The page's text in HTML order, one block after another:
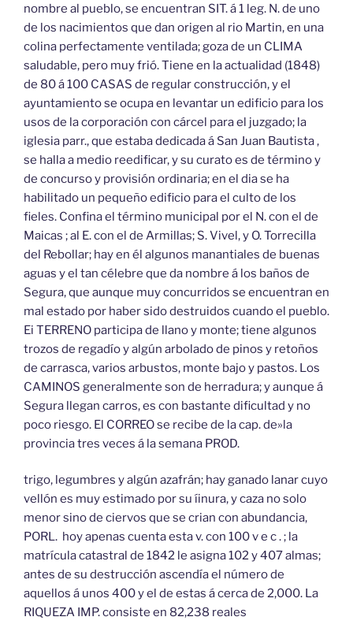
nombre al pueblo, se encuentran SIT. á 1 leg. N. de uno
de los nacimientos que dan origen al rio Martin, en una
colina perfectamente ventilada; goza de un CLIMA
saludable, pero muy frió. Tiene en la actualidad (1848)
de 80 á 100 CASAS de regular construcción, y el
ayuntamiento se ocupa en levantar un edificio para los
usos de la corporación con cárcel para el juzgado; la
iglesia parr., que estaba dedicada á San Juan Bautista ,
se halla a medio reedificar, y su curato es de término y
de concurso y provisión ordinaria; en el dia se ha
habilitado un pequeño edificio para el culto de los
fieles. Confina el término municipal por el N. con el de
Maicas ; al E. con el de Armillas; S. Vivel, y O. Torrecilla
del Rebollar; hay en él algunos manantiales de buenas
aguas y el tan célebre que da nombre á los baños de
Segura, que aunque muy concurridos se encuentran en
mal estado por haber sido destruidos cuando el pueblo.
Ei TERRENO participa de llano y monte; tiene algunos
trozos de regadío y algún arbolado de pinos y retoños
de carrasca, varios arbustos, monte bajo y pastos. Los
CAMINOS generalmente son de herradura; y aunque á
Segura llegan carros, es con bastante dificultad y no
poco riesgo. El CORREO se recibe de la cap. de»la
provincia tres veces á la semana PROD.
trigo, legumbres y algún azafrán; hay ganado lanar cuyo
vellón es muy estimado por su íinura, y caza no solo
menor sino de ciervos que se crian con abundancia,
PORL. hoy apenas cuenta esta v. con 100 v e c . ; la
matrícula catastral de 1842 le asigna 102 y 407 almas;
antes de su destrucción ascendía el número de
aquellos á unos 400 y el de estas á cerca de 2,000. La
RIQUEZA IMP. consiste en 82,238 reales